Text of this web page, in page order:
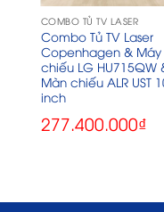
COMBO TỦ TV LASER
Combo Tủ TV Laser
Copenhagen & Máy
chiếu LG HU715QW
Màn chiếu ALR UST
inch
277.400.000₫